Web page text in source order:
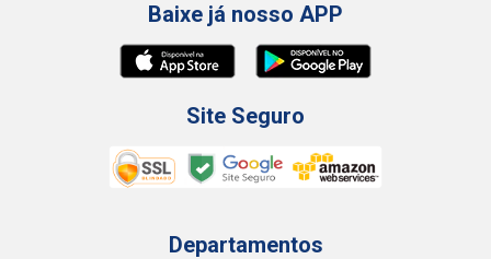
Baixe já nosso APP
Site Seguro
Departamentos